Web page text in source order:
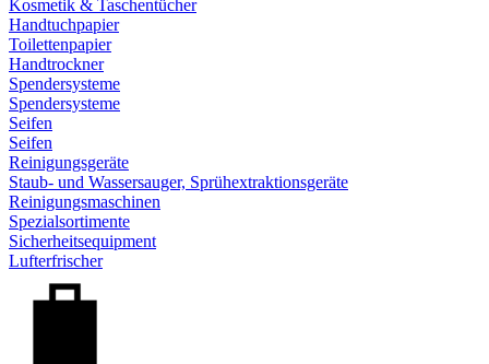
Kosmetik & Taschentücher
Handtuchpapier
Toilettenpapier
Handtrockner
Spendersysteme
Spendersysteme
Seifen
Seifen
Reinigungsgeräte
Staub- und Wassersauger, Sprühextraktionsgeräte
Reinigungsmaschinen
Spezialsortimente
Sicherheitsequipment
Lufterfrischer